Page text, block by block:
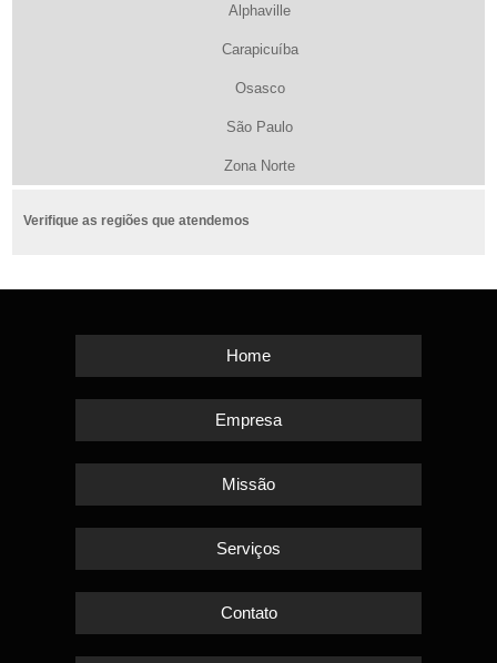
Alphaville
Carapicuíba
Osasco
São Paulo
Zona Norte
Verifique as regiões que atendemos
Home
Empresa
Missão
Serviços
Contato